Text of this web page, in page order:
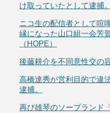
け取っていたとして逮捕。
ニコ生の配信者として喧
縁になった山口組一会芳
（HOPE）
後藤耕介を不同意性交の
高橋達秀が営利目的で違
逮捕。
再び雄琴のソープランド